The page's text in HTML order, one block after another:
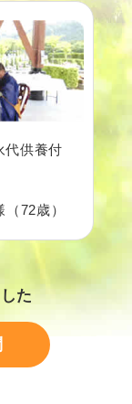
代供養付
（72歳）
た